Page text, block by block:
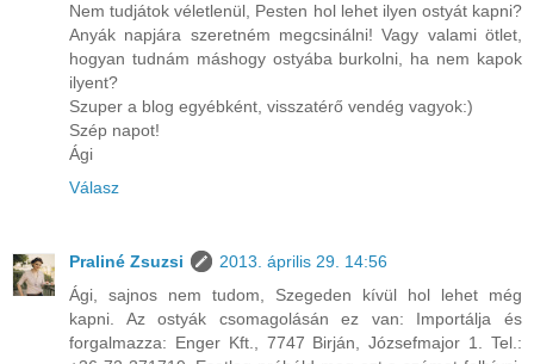
Nem tudjátok véletlenül, Pesten hol lehet ilyen ostyát kapni?
Anyák napjára szeretném megcsinálni! Vagy valami ötlet,
hogyan tudnám máshogy ostyába burkolni, ha nem kapok
ilyent?
Szuper a blog egyébként, visszatérő vendég vagyok:)
Szép napot!
Ági
Válasz
Praliné Zsuzsi
2013. április 29. 14:56
Ági, sajnos nem tudom, Szegeden kívül hol lehet még
kapni. Az ostyák csomagolásán ez van: Importálja és
forgalmazza: Enger Kft., 7747 Birján, Józsefmajor 1. Tel.: